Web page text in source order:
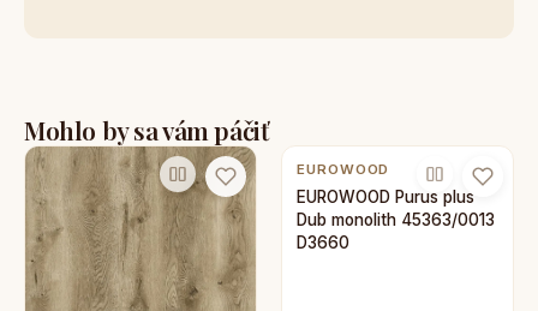
Mohlo by sa vám páčiť
EUROWOOD
EUROWOOD Purus plus
Dub monolith 45363/0013
D3660